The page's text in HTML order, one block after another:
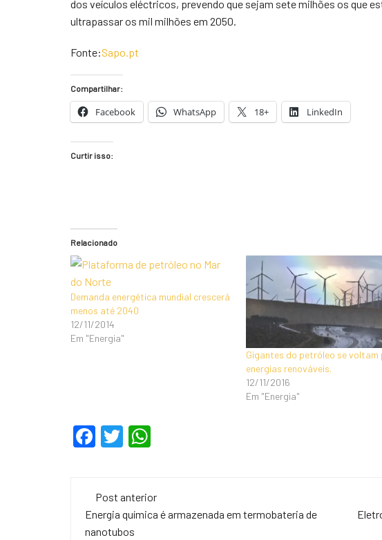
dos veículos eléctricos, prevendo que sejam sete milhões os que
ultrapassar os mil milhões em 2050.
Fonte:Sapo.pt
Compartilhar:
Facebook WhatsApp 18+ LinkedIn
Curtir isso:
Relacionado
Demanda energética mundial crescerá
menos até 2040
12/11/2014
Em "Energia"
Gigantes do petróleo se voltam
energias renováveis.
12/11/2016
Em "Energia"
F
e
b
T
er s
A
Navegação
de
Post anterior
Energia química é armazenada em termobateria de
nanotubos